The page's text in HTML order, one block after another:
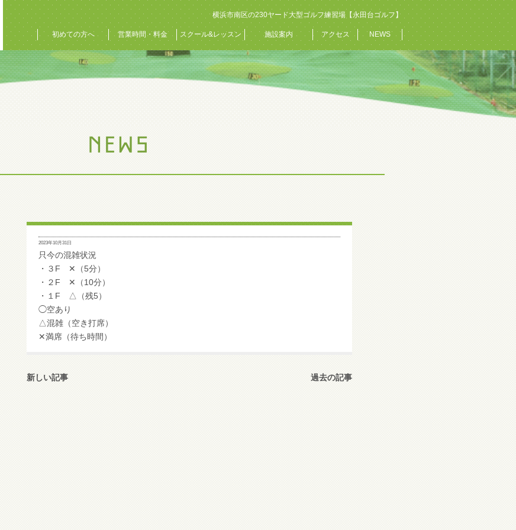
横浜市南区の230ヤード大型ゴルフ練習場【永田台ゴルフ】
初めての方へ 営業時間・料金 スクール&レッスン 施設案内 アクセス NEWS
2023年10月31日
只今の混雑状況
・３F ✕（5分）
・２F ✕（10分）
・１F △（残5）
◯空あり
△混雑（空き打席）
✕満席（待ち時間）
新しい記事 過去の記事